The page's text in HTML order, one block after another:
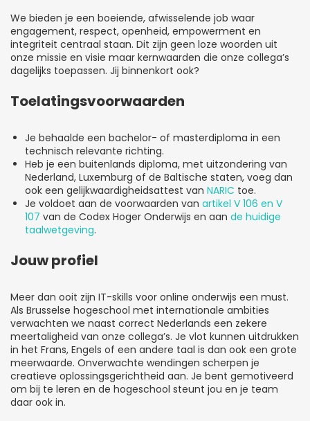
We bieden je een boeiende, afwisselende job waar
engagement, respect, openheid, empowerment en
integriteit centraal staan. Dit zijn geen loze woorden uit
onze missie en visie maar kernwaarden die onze collega’s
dagelijks toepassen. Jij binnenkort ook?
Toelatingsvoorwaarden
Je behaalde een bachelor- of masterdiploma in een
technisch relevante richting.
Heb je een buitenlands diploma, met uitzondering van
Nederland, Luxemburg of de Baltische staten, voeg dan
ook een gelijkwaardigheidsattest van NARIC toe.
Je voldoet aan de voorwaarden van artikel V 106 en V
107 van de Codex Hoger Onderwijs en aan de huidige
taalwetgeving.
Jouw profiel
Meer dan ooit zijn IT-skills voor online onderwijs een must.
Als Brusselse hogeschool met internationale ambities
verwachten we naast correct Nederlands een zekere
meertaligheid van onze collega’s. Je vlot kunnen uitdrukken
in het Frans, Engels of een andere taal is dan ook een grote
meerwaarde. Onverwachte wendingen scherpen je
creatieve oplossingsgerichtheid aan. Je bent gemotiveerd
om bij te leren en de hogeschool steunt jou en je team
daar ook in.